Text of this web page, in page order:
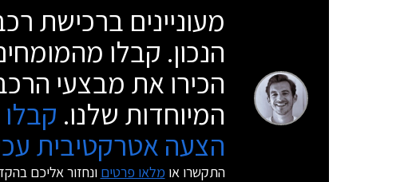
מעוניינים ברכישת
הנכון. קבלו
הכירו את מבצעי
המיוחדות שלנו.
הצעה אטרקטיבית
התקשרו או מלאו פרטים ונחזור אליכם